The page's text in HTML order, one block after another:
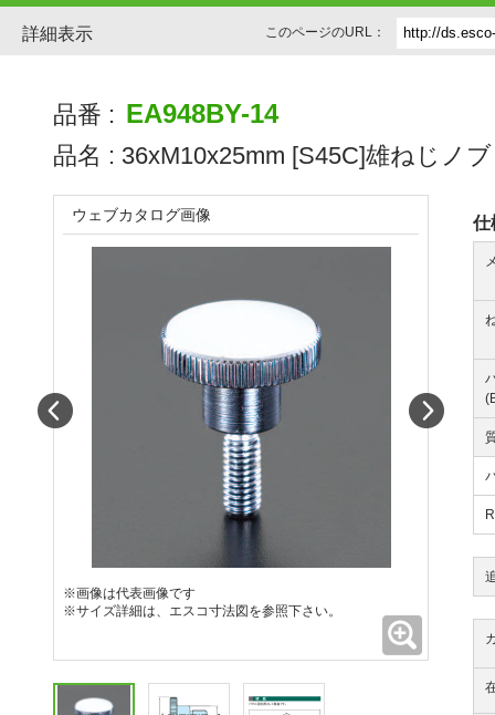
詳細表示 このページのURL：
品番 : EA948BY-14
品名 : 36xM10x25mm [S45C]雄ねじノブ
仕
ウェブカタログ画像
※画像は代表画像です
※サイズ詳細は、エスコ寸法図を参照下さい。